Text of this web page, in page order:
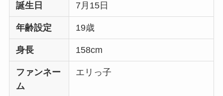
誕生日 7月15日
年齢設定 19歳
身長 158cm
ファンネー
ム
エリっ子